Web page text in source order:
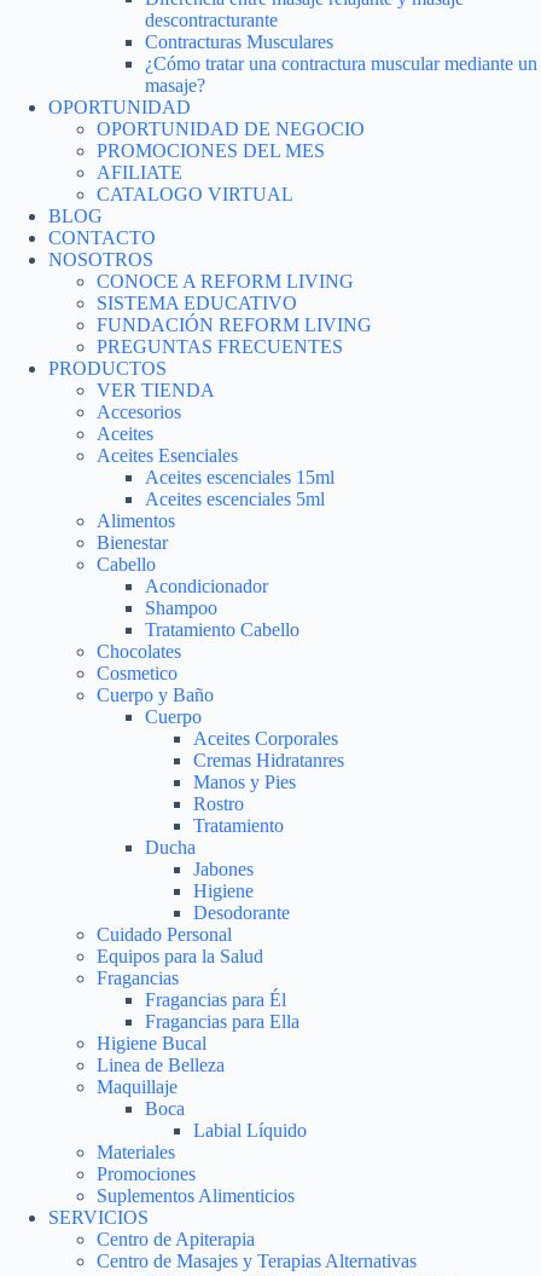
descontracturante
Contracturas Musculares
¿Cómo tratar una contractura muscular mediante un
masaje?
OPORTUNIDAD
OPORTUNIDAD DE NEGOCIO
PROMOCIONES DEL MES
AFILIATE
CATALOGO VIRTUAL
BLOG
CONTACTO
NOSOTROS
CONOCE A REFORM LIVING
SISTEMA EDUCATIVO
FUNDACIÓN REFORM LIVING
PREGUNTAS FRECUENTES
PRODUCTOS
VER TIENDA
Accesorios
Aceites
Aceites Esenciales
Aceites escenciales 15ml
Aceites escenciales 5ml
Alimentos
Bienestar
Cabello
Acondicionador
Shampoo
Tratamiento Cabello
Chocolates
Cosmetico
Cuerpo y Baño
Cuerpo
Aceites Corporales
Cremas Hidratanres
Manos y Pies
Rostro
Tratamiento
Ducha
Jabones
Higiene
Desodorante
Cuidado Personal
Equipos para la Salud
Fragancias
Fragancias para Él
Fragancias para Ella
Higiene Bucal
Linea de Belleza
Maquillaje
Boca
Labial Líquido
Materiales
Promociones
Suplementos Alimenticios
SERVICIOS
Centro de Apiterapia
Centro de Masajes y Terapias Alternativas